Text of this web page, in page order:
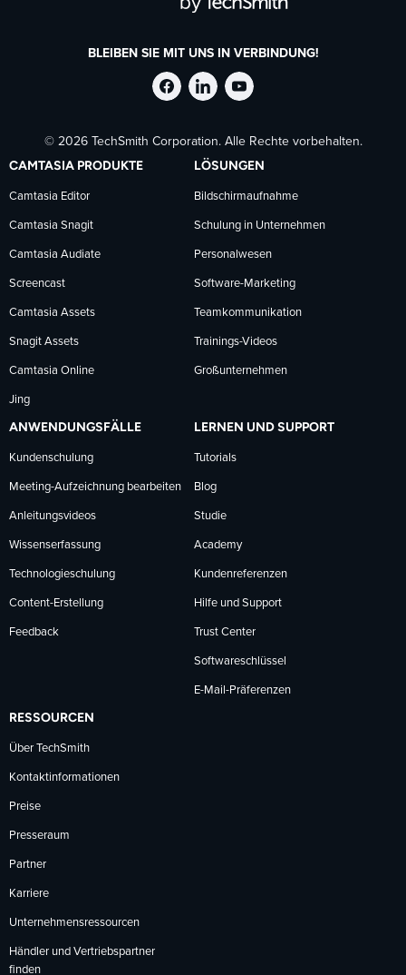
BLEIBEN SIE MIT UNS IN VERBINDUNG!
TechSmith
auf
Facebook
folgen
TechSmith
auf
LinkedIn
folgen
TechSmith
auf
YouTube
folgen
© 2026 TechSmith Corporation. Alle Rechte vorbehalten.
CAMTASIA PRODUKTE
Camtasia Editor
Camtasia Snagit
Camtasia Audiate
Screencast
Camtasia Assets
Snagit Assets
Camtasia Online
Jing
LÖSUNGEN
Bildschirmaufnahme
Schulung in Unternehmen
Personalwesen
Software-Marketing
Teamkommunikation
Trainings-Videos
Großunternehmen
ANWENDUNGSFÄLLE
Kundenschulung
Meeting-Aufzeichnung bearbeiten
Anleitungsvideos
Wissenserfassung
Technologieschulung
Content-Erstellung
Feedback
LERNEN UND SUPPORT
Tutorials
Blog
Studie
Academy
Kundenreferenzen
Hilfe und Support
Trust Center
Softwareschlüssel
E-Mail-Präferenzen
RESSOURCEN
Über TechSmith
Kontaktinformationen
Preise
Presseraum
Partner
Karriere
Unternehmensressourcen
Händler und Vertriebspartner
finden